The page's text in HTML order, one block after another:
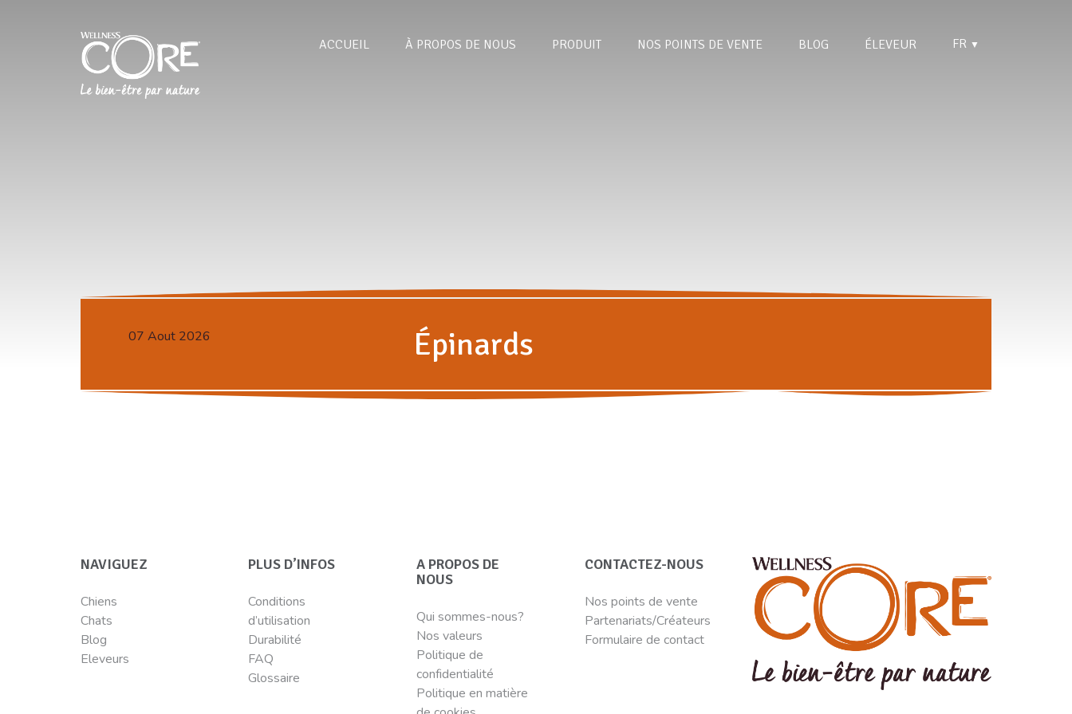
ACCUEIL À PROPOS DE NOUS PRODUIT NOS POINTS DE VENTE BLOG ÉLEVEUR FR ▼
07 Aout 2026 Épinards
NAVIGUEZ
Chiens
Chats
Blog
Eleveurs
PLUS D’INFOS
Conditions
d’utilisation
Durabilité
FAQ
Glossaire
A PROPOS DE
NOUS
Qui sommes-nous?
Nos valeurs
Politique de
confidentialité
Politique en matière
CONTACTEZ-NOUS
Nos points de vente
Partenariats/Créateurs
Formulaire de contact